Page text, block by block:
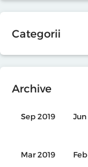
Categorii
Archive
Sep 2019 Jun
Mar 2019